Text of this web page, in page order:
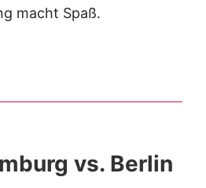
macht Spaß.
vs. Berlin